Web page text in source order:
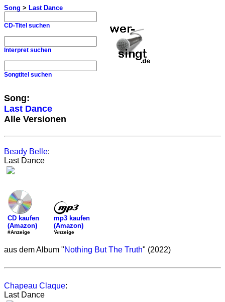
Song > Last Dance
CD-Titel suchen
Interpret suchen
Songtitel suchen
Song:
Last Dance
Alle Versionen
Beady Belle:
Last Dance
CD kaufen
(Amazon)
#Anzeige
mp3 kaufen
(Amazon)
'Anzeige
aus dem Album "Nothing But The Truth" (2022)
Chapeau Claque:
Last Dance